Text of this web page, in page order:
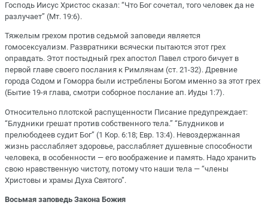
Господь Иисус Христос сказал: “Что Бог сочетал, того человек да не
разлучает” (Мт. 19:6).
Тяжелым грехом против седьмой заповеди является
гомосексуализм. Развратники всячески пытаются этот грех
оправдать. Этот постыдный грех апостол Павел строго бичует в
первой главе своего послания к Римлянам (ст. 21-32). Древние
города Содом и Гоморра были истреблены Богом именно за этот грех
(Бытие 19-я глава, смотри соборное послание ап. Иуды 1:7).
Относительно плотской распущенности Писание предупреждает:
“Блудники грешат против собственного тела.” “Блудников и
прелюбодеев судит Бог” (1 Кор. 6:18; Евр. 13:4). Невоздержанная
жизнь расслабляет здоровье, расслабляет душевные способности
человека, в особенности — его воображение и память. Надо хранить
свою нравственную чистоту, потому что наши тела — “члены
Христовы и храмы Духа Святого”.
Восьмая заповедь Закона Божия